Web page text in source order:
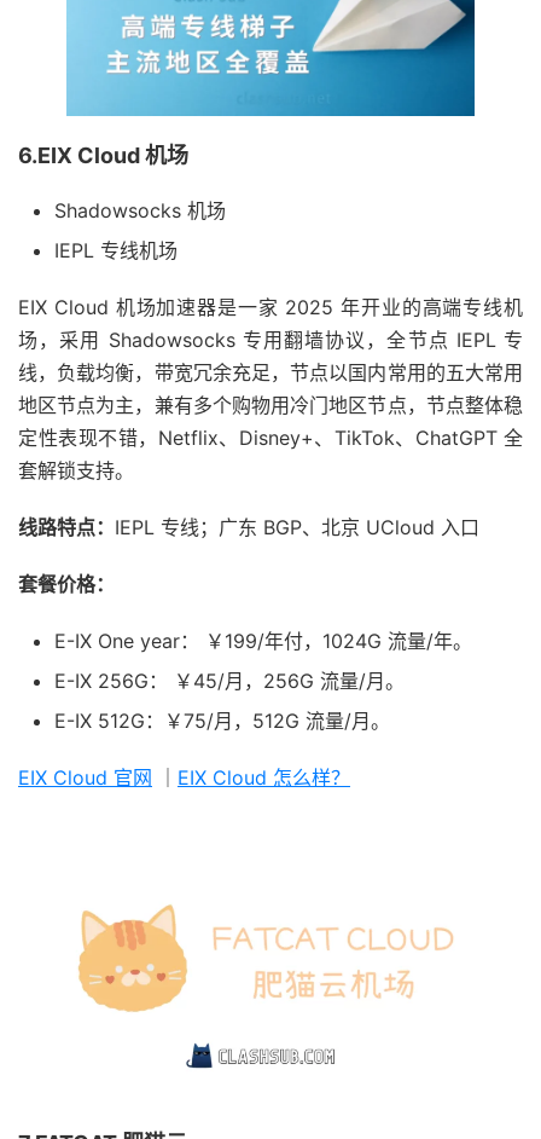
6.EIX Cloud 机场
Shadowsocks 机场
IEPL 专线机场
EIX Cloud 机场加速器是一家 2025 年开业的高端专线机
场，采用 Shadowsocks 专用翻墙协议，全节点 IEPL 专
线，负载均衡，带宽冗余充足，节点以国内常用的五大常用
地区节点为主，兼有多个购物用冷门地区节点，节点整体稳
定性表现不错，Netflix、Disney+、TikTok、ChatGPT 全
套解锁支持。
线路特点： IEPL 专线；广东 BGP、北京 UCloud 入口
套餐价格：
E-IX One year： ￥199/年付，1024G 流量/年。
E-IX 256G： ￥45/月，256G 流量/月。
E-IX 512G：￥75/月，512G 流量/月。
EIX Cloud 官网 EIX Cloud 怎么样？